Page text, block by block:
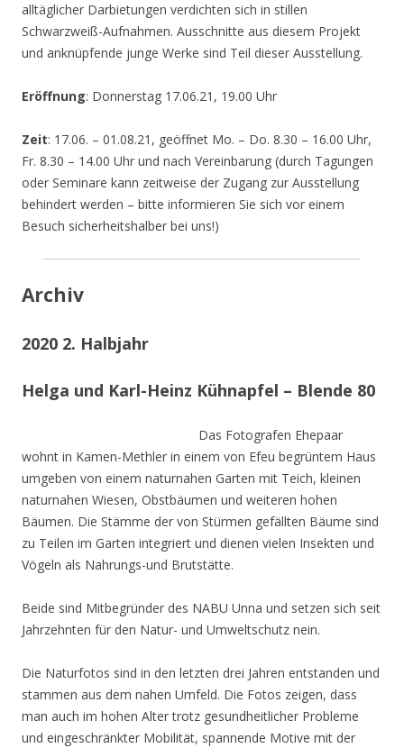
alltäglicher Darbietungen verdichten sich in stillen
Schwarzweiß-Aufnahmen. Ausschnitte aus diesem Projekt
und anknüpfende junge Werke sind Teil dieser Ausstellung.
Eröffnung: Donnerstag 17.06.21, 19.00 Uhr
Zeit: 17.06. – 01.08.21, geöffnet Mo. – Do. 8.30 – 16.00 Uhr,
Fr. 8.30 – 14.00 Uhr und nach Vereinbarung (durch Tagungen
oder Seminare kann zeitweise der Zugang zur Ausstellung
behindert werden – bitte informieren Sie sich vor einem
Besuch sicherheitshalber bei uns!)
Archiv
2020 2. Halbjahr
Helga und Karl-Heinz Kühnapfel – Blende 80
Das Fotografen Ehepaar
wohnt in Kamen-Methler in einem von Efeu begrüntem Haus
umgeben von einem naturnahen Garten mit Teich, kleinen
naturnahen Wiesen, Obstbäumen und weiteren hohen
Bäumen. Die Stämme der von Stürmen gefällten Bäume sind
zu Teilen im Garten integriert und dienen vielen Insekten und
Vögeln als Nahrungs-und Brutstätte.
Beide sind Mitbegründer des NABU Unna und setzen sich seit
Jahrzehnten für den Natur- und Umweltschutz nein.
Die Naturfotos sind in den letzten drei Jahren entstanden und
stammen aus dem nahen Umfeld. Die Fotos zeigen, dass
man auch im hohen Alter trotz gesundheitlicher Probleme
und eingeschränkter Mobilität, spannende Motive mit der